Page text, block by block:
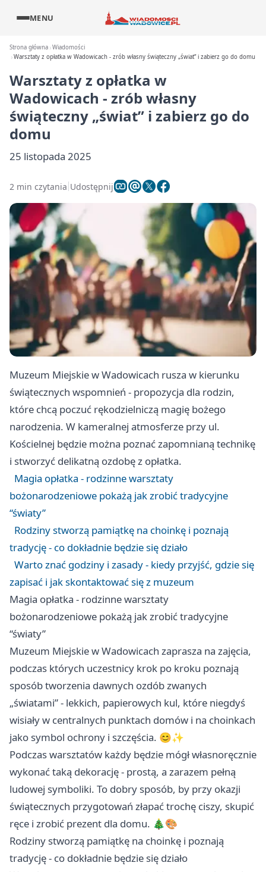
MENU
Strona główna Wiadomości
Warsztaty z opłatka w Wadowicach - zrób własny świąteczny „świat” i zabierz go do domu
Warsztaty z opłatka w
Wadowicach - zrób własny
świąteczny „świat” i zabierz go do
domu
25 listopada 2025
2 min czytania Udostępnij
Muzeum Miejskie w Wadowicach rusza w kierunku
świątecznych wspomnień - propozycja dla rodzin,
które chcą poczuć rękodzielniczą magię bożego
narodzenia. W kameralnej atmosferze przy ul.
Kościelnej będzie można poznać zapomnianą technikę
i stworzyć delikatną ozdobę z opłatka.
Magia opłatka - rodzinne warsztaty
bożonarodzeniowe pokażą jak zrobić tradycyjne
“światy”
Rodziny stworzą pamiątkę na choinkę i poznają
tradycję - co dokładnie będzie się działo
Warto znać godziny i zasady - kiedy przyjść, gdzie się
zapisać i jak skontaktować się z muzeum
Magia opłatka - rodzinne warsztaty
bożonarodzeniowe pokażą jak zrobić tradycyjne
“światy”
Muzeum Miejskie w Wadowicach zaprasza na zajęcia,
podczas których uczestnicy krok po kroku poznają
sposób tworzenia dawnych ozdób zwanych
„światami” - lekkich, papierowych kul, które niegdyś
wisiały w centralnych punktach domów i na choinkach
jako symbol ochrony i szczęścia. 😊✨
Podczas warsztatów każdy będzie mógł własnoręcznie
wykonać taką dekorację - prostą, a zarazem pełną
ludowej symboliki. To dobry sposób, by przy okazji
świątecznych przygotowań złapać trochę ciszy, skupić
ręce i zrobić prezent dla domu. 🎄🎨
Rodziny stworzą pamiątkę na choinkę i poznają
tradycję - co dokładnie będzie się działo